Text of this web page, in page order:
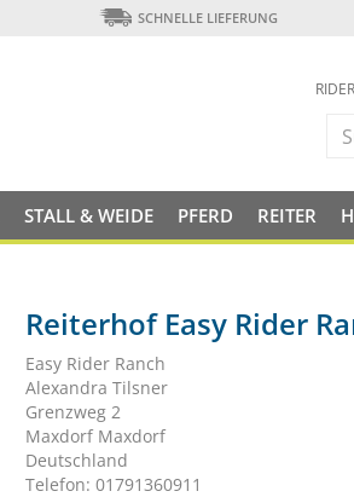
SCHNELLE LIEFERUNG
STALL & WEIDE PFERD REITER
Reiterhof Easy Rider
Easy Rider Ranch
Alexandra Tilsner
Grenzweg 2
Maxdorf Maxdorf
Deutschland
Telefon: 01791360911